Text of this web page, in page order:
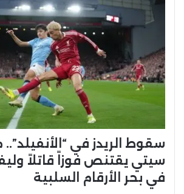
سقوط الريدز في
سيتي يقتنص فوزاً قاتلاً
في بحر الأرقام السلبية